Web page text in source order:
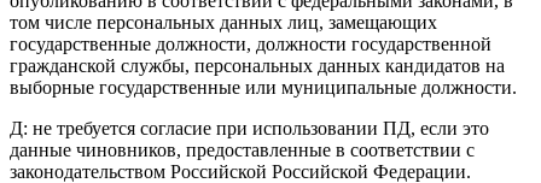
том числе персональных данных лиц, замещающих
государственные должности, должности государственной
гражданской службы, персональных данных кандидатов на
выборные государственные или муниципальные должности.
Д: не требуется согласие при использовании ПД, если это
данные чиновников, предоставленные в соответствии с
законодательством Российской Российской Федерации.